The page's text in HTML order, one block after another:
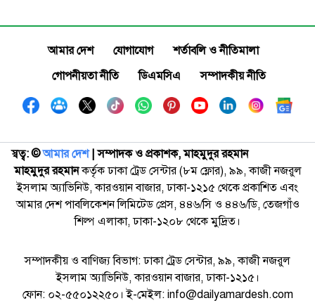
আমার দেশ যোগাযোগ
শর্তাবলি ও নীতিমালা
গোপনীয়তা নীতি
ডিএমসিএ সম্পাদকীয় নীতি
স্বত্ব: ©️আমার দেশ| সম্পাদক ও প্রকাশক, মাহমুদুর রহমান
মাহমুদুর রহমানকর্তৃক ঢাকা ট্রেড সেন্টার (৮ম ফ্লোর), ৯৯, কাজী নজরুল
ইসলাম অ্যাভিনিউ, কারওয়ান বাজার, ঢাকা-১২১৫ থেকে প্রকাশিত এবং
আমার দেশ পাবলিকেশন লিমিটেড প্রেস, ৪৪৬/সি ও ৪৪৬/ডি, তেজগাঁও
শিল্প এলাকা, ঢাকা-১২০৮ থেকে মুদ্রিত।
সম্পাদকীয় ও বাণিজ্য বিভাগ: ঢাকা ট্রেড সেন্টার, ৯৯, কাজী নজরুল
ইসলাম অ্যাভিনিউ, কারওয়ান বাজার, ঢাকা-১২১৫।
ফোন: ০২-৫৫০১২২৫০। ই-মেইল: info@dailyamardesh.com